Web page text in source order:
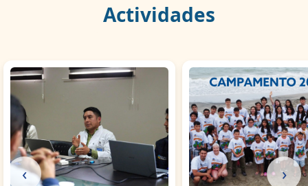
Actividades
‹ ›